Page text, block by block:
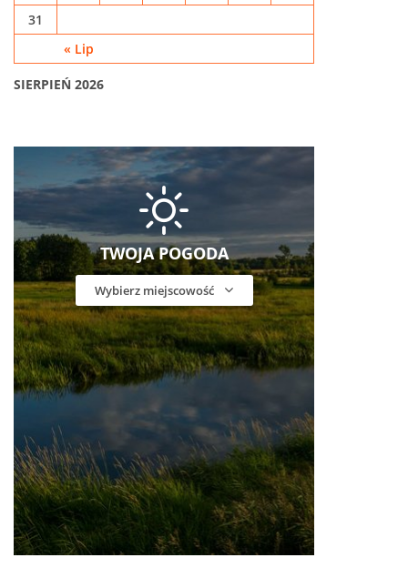
SIERPIEŃ 2026
« Lip
31
TWOJA POGODA
Wybierz miejscowość